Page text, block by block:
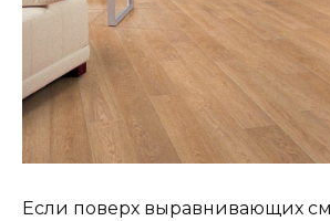
Если поверх выравнивающих